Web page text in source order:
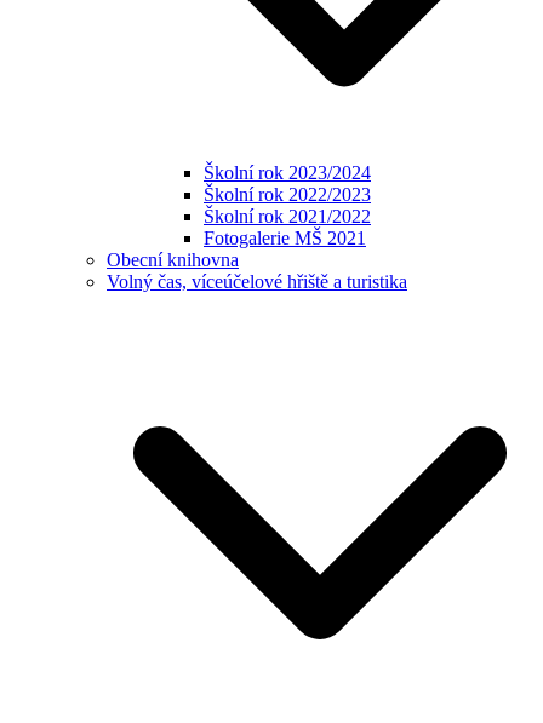
Školní rok 2023/2024
Školní rok 2022/2023
Školní rok 2021/2022
Fotogalerie MŠ 2021
Obecní knihovna
Volný čas, víceúčelové hřiště a turistika